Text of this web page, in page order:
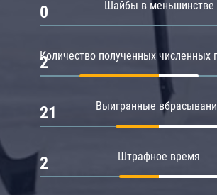
Шайбы в меньшинстве
0
Количество полученных численных
2
Выигранные
21
Штрафное время
2